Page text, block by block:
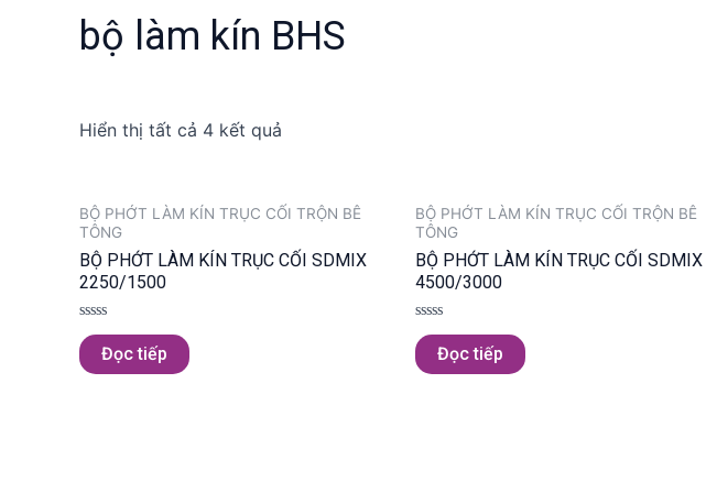
bộ làm kín BHS
Hiển thị tất cả 4 kết quả
BỘ PHỚT LÀM KÍN TRỤC CỐI TRỘN BÊ
TÔNG
BỘ PHỚT LÀM KÍN TRỤC CỐI SDMIX
2250/1500
Được
xếp
hạng
0
Đọc tiếp
BỘ PHỚT LÀM KÍN TRỤC CỐI TRỘN BÊ
TÔNG
BỘ PHỚT LÀM KÍN TRỤC CỐI SDMIX
4500/3000
Được
xếp
hạng
0
Đọc tiếp